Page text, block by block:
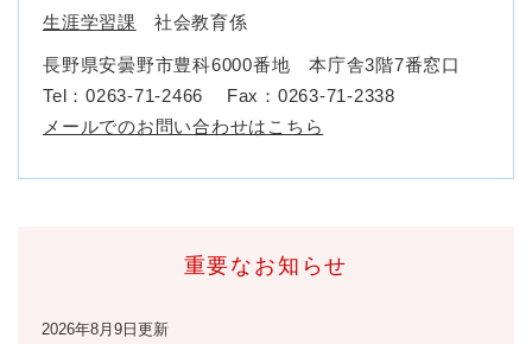
生涯学習課 社会教育係
長野県安曇野市豊科6000番地 本庁舎3階7番窓口
Tel：0263-71-2466
Fax：0263-71-2338
メールでのお問い合わせはこちら
重要なお知らせ
2026年8月9日更新